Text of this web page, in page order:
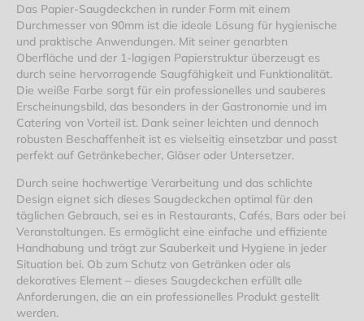
Das Papier-Saugdeckchen in runder Form mit einem
Durchmesser von 90mm ist die ideale Lösung für hygienische
und praktische Anwendungen. Mit seiner genarbten
Oberfläche und der 1-lagigen Papierstruktur überzeugt es
durch seine hervorragende Saugfähigkeit und Funktionalität.
Die weiße Farbe sorgt für ein professionelles und sauberes
Erscheinungsbild, das besonders in der Gastronomie und im
Catering von Vorteil ist. Dank seiner leichten und dennoch
robusten Beschaffenheit ist es vielseitig einsetzbar und passt
perfekt auf Getränkebecher, Gläser oder Untersetzer.
Durch seine hochwertige Verarbeitung und das schlichte
Design eignet sich dieses Saugdeckchen optimal für den
täglichen Gebrauch, sei es in Restaurants, Cafés, Bars oder bei
Veranstaltungen. Es ermöglicht eine einfache und effiziente
Handhabung und trägt zur Sauberkeit und Hygiene in jeder
Situation bei. Ob zum Schutz von Getränken oder als
dekoratives Element – dieses Saugdeckchen erfüllt alle
Anforderungen, die an ein professionelles Produkt gestellt
werden.